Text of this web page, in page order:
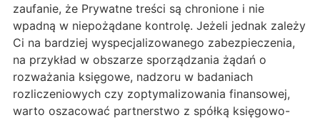
zaufanie, że Prywatne treści są chronione i nie
wpadną w niepożądane kontrolę. Jeżeli jednak zależy
Ci na bardziej wyspecjalizowanego zabezpieczenia,
na przykład w obszarze sporządzania żądań o
rozważania księgowe, nadzoru w badaniach
rozliczeniowych czy zoptymalizowania finansowej,
warto oszacować partnerstwo z spółką księgowo-